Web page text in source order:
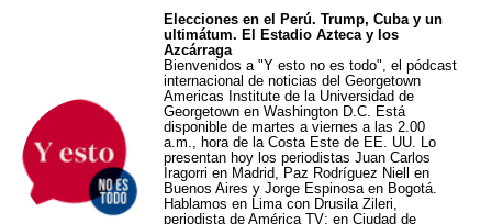
Elecciones en el Perú. Trump, Cuba y un
ultimátum. El Estadio Azteca y los
Azcárraga
Bienvenidos a "Y esto no es todo", el pódcast
internacional de noticias del Georgetown
Americas Institute de la Universidad de
Georgetown en Washington D.C. Está
disponible de martes a viernes a las 2.00
a.m., hora de la Costa Este de EE. UU. Lo
presentan hoy los periodistas Juan Carlos
Iragorri en Madrid, Paz Rodríguez Niell en
Buenos Aires y Jorge Espinosa en Bogotá.
Hablamos en Lima con Drusila Zileri,
periodista de América TV; en Ciudad de